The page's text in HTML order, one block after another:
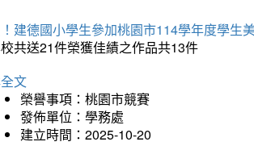
建德國小學生參加桃園市114學年度學生
共送21件榮獲佳績之作品共13件
文
榮譽事項：桃園市競賽
發佈單位：學務處
建立時間：2025-10-20